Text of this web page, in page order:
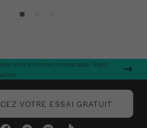
service à notre communauté. Voyez
VOTRE ESSAI GRATUIT